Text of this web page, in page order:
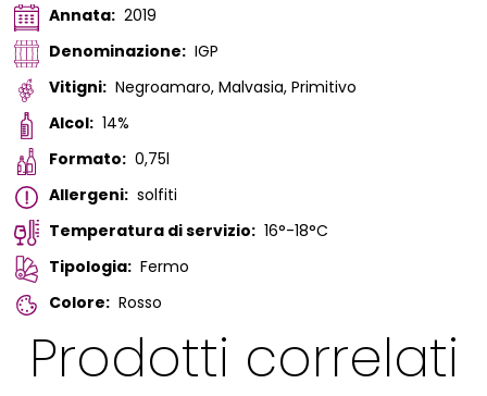
Annata: 2019
Denominazione: IGP
Vitigni: Negroamaro, Malvasia, Primitivo
Alcol: 14%
Formato: 0,75l
Allergeni: solfiti
Temperatura di servizio: 16°-18°C
Tipologia: Fermo
Colore: Rosso
Prodotti correlati